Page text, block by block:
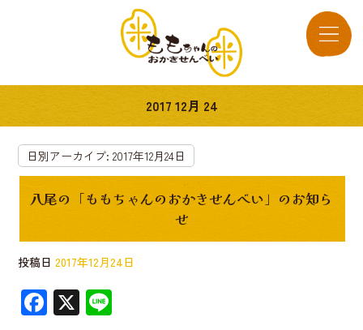
2017 12月 24
日別アーカイブ:2017年12月24日
八尾の「ももちゃんのおかきせんべい」のお知ら
せ
投稿日 2017年12月24日
F X